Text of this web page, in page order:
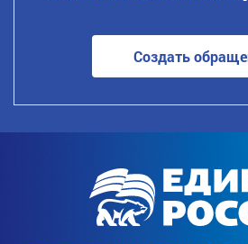
Создать